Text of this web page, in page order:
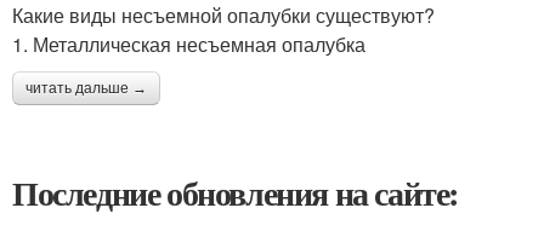
Какие виды несъемной опалубки существуют?
1. Металлическая несъемная опалубка
читать дальше →
Последние обновления на сайте: